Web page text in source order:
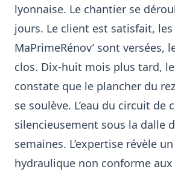
lyonnaise. Le chantier se
jours. Le client est satisfait, les
MaPrimeRénov’ sont versées,
clos. Dix-huit mois plus tard,
constate que le plancher du
se soulève. L’eau du circuit de
silencieusement sous la dalle
semaines. L’expertise révèle
hydraulique non conforme